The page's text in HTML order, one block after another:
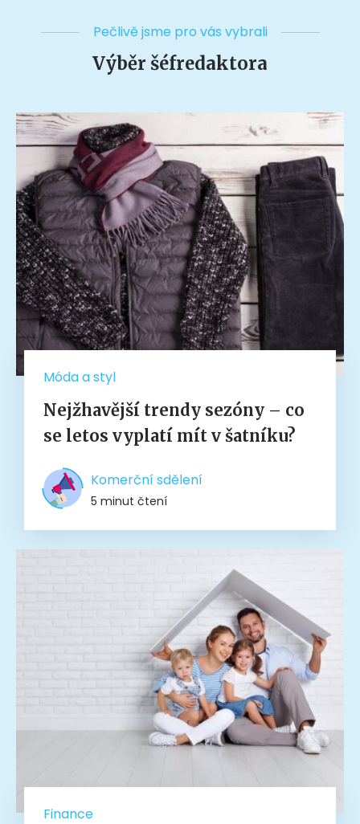
Pečlivě jsme pro vás vybrali
Výběr šéfredaktora
Móda a styl
Nejžhavější trendy sezóny – co
se letos vyplatí mít v šatníku?
Komerční sdělení
5 minut čtení
Finance